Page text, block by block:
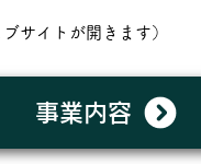
サイトが開きます）​
事業内容